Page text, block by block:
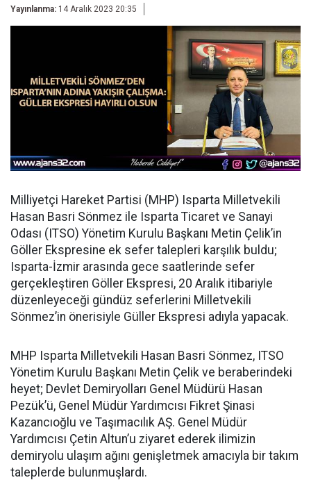
Yayınlanma: 14 Aralık 2023 20:35
Milliyetçi Hareket Partisi (MHP) Isparta Milletvekili
Hasan Basri Sönmez ile Isparta Ticaret ve Sanayi
Odası (ITSO) Yönetim Kurulu Başkanı Metin Çelik’in
Göller Ekspresine ek sefer talepleri karşılık buldu;
Isparta-İzmir arasında gece saatlerinde sefer
gerçekleştiren Göller Ekspresi, 20 Aralık itibariyle
düzenleyeceği gündüz seferlerini Milletvekili
Sönmez’in önerisiyle Güller Ekspresi adıyla yapacak.
MHP Isparta Milletvekili Hasan Basri Sönmez, ITSO
Yönetim Kurulu Başkanı Metin Çelik ve beraberindeki
heyet; Devlet Demiryolları Genel Müdürü Hasan
Pezük’ü, Genel Müdür Yardımcısı Fikret Şinasi
Kazancıoğlu ve Taşımacılık AŞ. Genel Müdür
Yardımcısı Çetin Altun’u ziyaret ederek ilimizin
demiryolu ulaşım ağını genişletmek amacıyla bir takım
taleplerde bulunmuşlardı.